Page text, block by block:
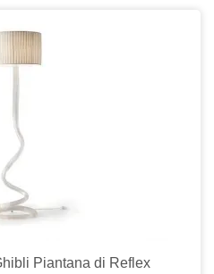
Piantana di Reflex